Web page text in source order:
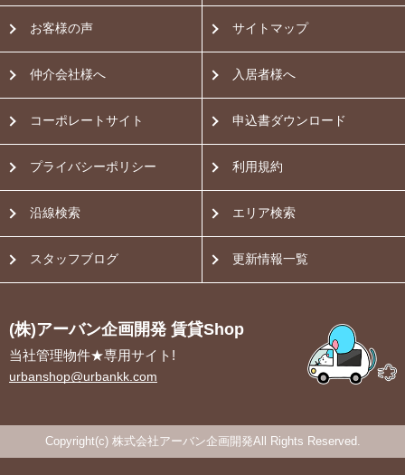
お客様の声 サイトマップ
仲介会社様へ 入居者様へ
コーポレートサイト 申込書ダウンロード
プライバシーポリシー 利用規約
沿線検索 エリア検索
スタッフブログ 更新情報一覧
(株)アーバン企画開発 賃貸Shop
当社管理物件★専用サイト!
urbanshop@urbankk.com
Copyright(c) 株式会社アーバン企画開発All Rights Reserved.